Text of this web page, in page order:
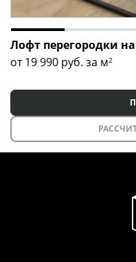
Лофт перегородки
от 19 990 руб. за м2